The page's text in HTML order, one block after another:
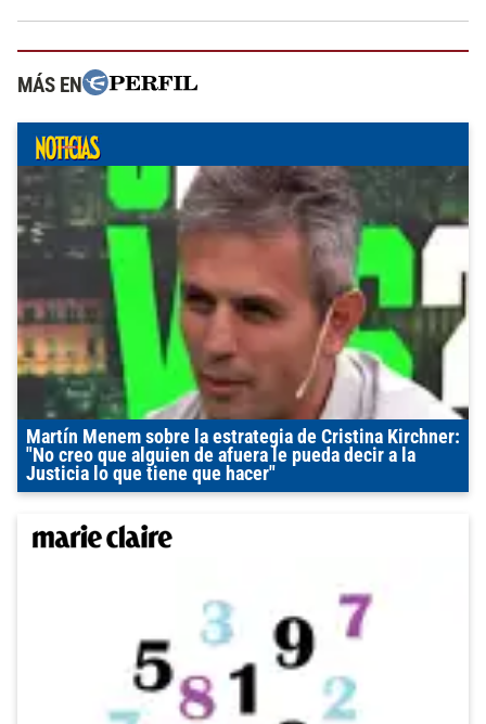
MÁS EN
Martín Menem sobre la estrategia de Cristina Kirchner:
"No creo que alguien de afuera le pueda decir a la
Justicia lo que tiene que hacer"